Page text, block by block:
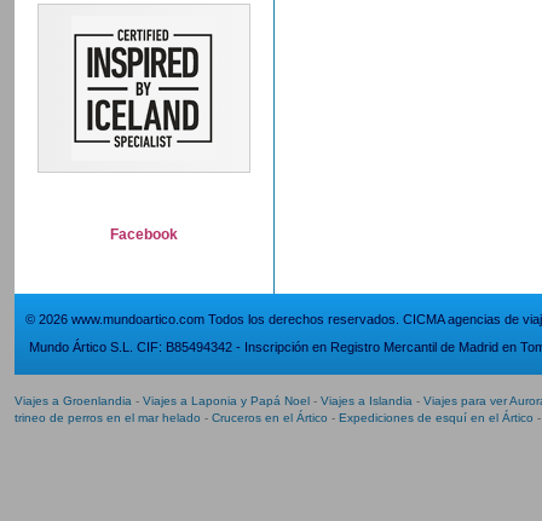
Facebook
© 2026 www.mundoartico.com Todos los derechos reservados. CICMA agencias de
Mundo Ártico S.L. CIF: B85494342 - Inscripción en Registro Mercantil de Madrid en
Viajes a Groenlandia - Viajes a Laponia y Papá Noel - Viajes a Islandia - Viajes para ver
trineo de perros en el mar helado - Cruceros en el Ártico - Expediciones de esquí en el Ártico